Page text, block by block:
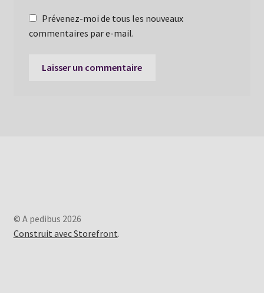
Prévenez-moi de tous les nouveaux
commentaires par e-mail.
© A pedibus 2026
Construit avec Storefront.